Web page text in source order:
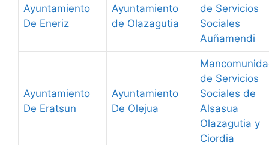
Ayuntamiento
De Eneriz
Ayuntamiento
de Olazagutia
de Servicios
Sociales
Auñamendi
Ayuntamiento
De Eratsun
Ayuntamiento
De Olejua
de Servicios
Sociales de
Alsasua
Olazagutia y
Ciordia